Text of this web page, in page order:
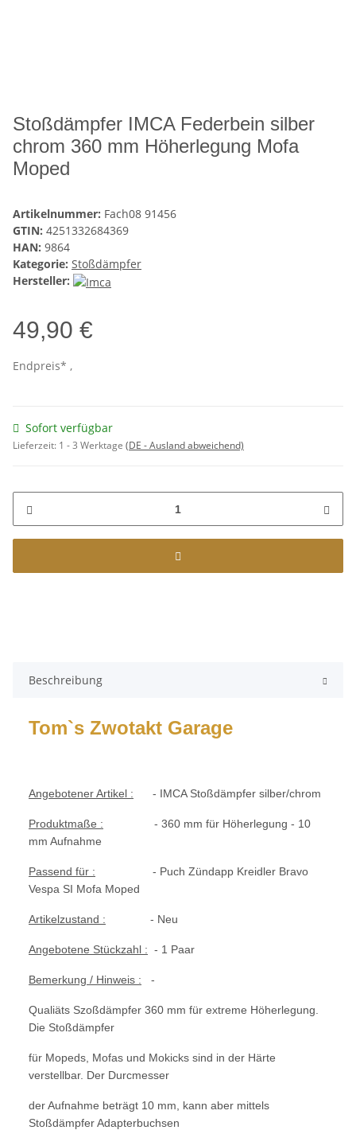
Stoßdämpfer IMCA Federbein silber
chrom 360 mm Höherlegung Mofa
Moped
Artikelnummer: Fach08 91456
GTIN: 4251332684369
HAN: 9864
Kategorie: Stoßdämpfer
Hersteller:
49,90 €
Endpreis* ,
Sofort verfügbar
Lieferzeit: 1 - 3 Werktage (DE - Ausland abweichend)
Beschreibung
Tom`s Zwotakt Garage
Angebotener Artikel : - IMCA Stoßdämpfer silber/chrom
Produktmaße : - 360 mm für Höherlegung - 10
mm Aufnahme
Passend für : - Puch Zündapp Kreidler Bravo
Vespa SI Mofa Moped
Artikelzustand : - Neu
Angebotene Stückzahl : - 1 Paar
Bemerkung / Hinweis : -
Qualiäts Szoßdämpfer 360 mm für extreme Höherlegung.
Die Stoßdämpfer
für Mopeds, Mofas und Mokicks sind in der Härte
verstellbar. Der Durcmesser
der Aufnahme beträgt 10 mm, kann aber mittels
Stoßdämpfer Adapterbuchsen